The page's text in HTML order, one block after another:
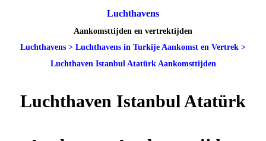
Luchthavens
Aankomsttijden en vertrektijden
Luchthavens > Luchthavens in Turkije Aankomst en Vertrek >
Luchthaven Istanbul Atatürk Aankomsttijden
Luchthaven Istanbul Atatürk